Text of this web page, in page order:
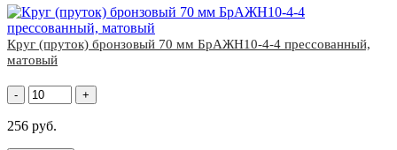
Круг (пруток) бронзовый 70 мм БрАЖН10-4-4 прессованный,
матовый
- +
256 руб.